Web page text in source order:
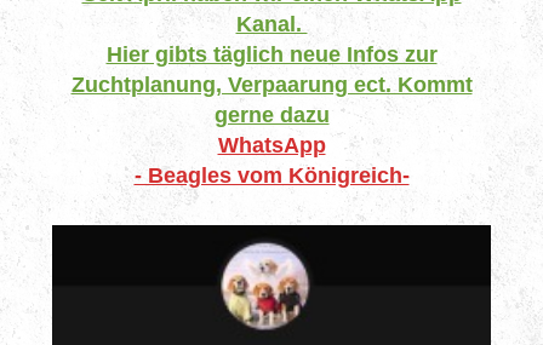
Kanal.
Hier gibts täglich neue Infos zur
Zuchtplanung, Verpaarung ect. Kommt
gerne dazu
WhatsApp
- Beagles vom Königreich-